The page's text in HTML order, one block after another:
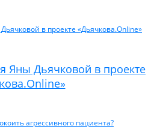
Яны Дьячковой в проекте